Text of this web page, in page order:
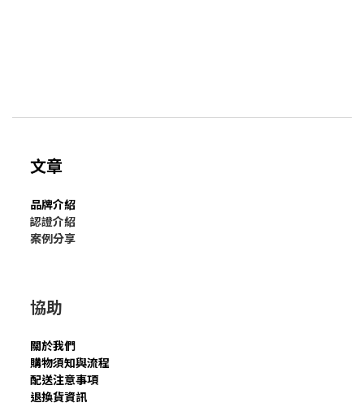
文章
品牌介紹
認證介紹
案例分享
協助
關於我們
購物須知與流程
配送注意事項
退換貨資訊